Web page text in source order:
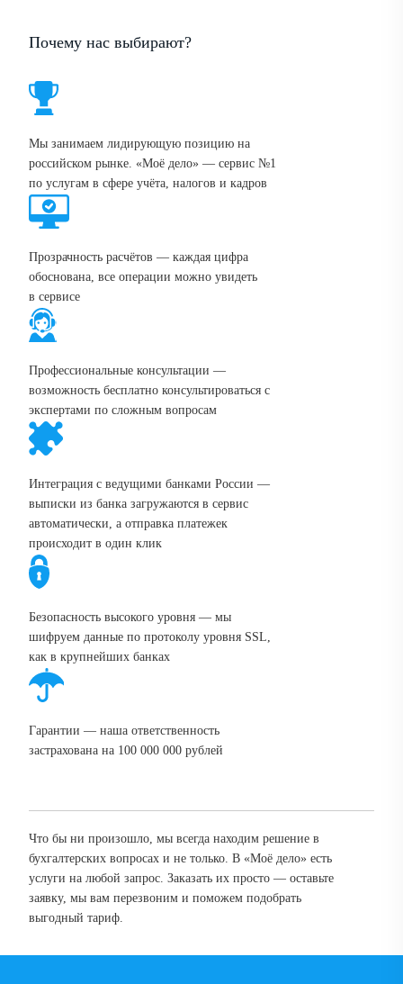
Почему нас выбирают?
Мы занимаем лидирующую позицию на
российском рынке. «Моё дело» — сервис №1
по услугам в сфере учёта, налогов и кадров
Прозрачность расчётов — каждая цифра
обоснована, все операции можно увидеть
в сервисе
Профессиональные консультации —
возможность бесплатно консультироваться с
экспертами по сложным вопросам
Интеграция с ведущими банками России —
выписки из банка загружаются в сервис
автоматически, а отправка платежек
происходит в один клик
Безопасность высокого уровня — мы
шифруем данные по протоколу уровня SSL,
как в крупнейших банках
Гарантии — наша ответственность
застрахована на 100 000 000 рублей
Что бы ни произошло, мы всегда находим решение в
бухгалтерских вопросах и не только. В «Моё дело» есть
услуги на любой запрос. Заказать их просто — оставьте
заявку, мы вам перезвоним и поможем подобрать
выгодный тариф.